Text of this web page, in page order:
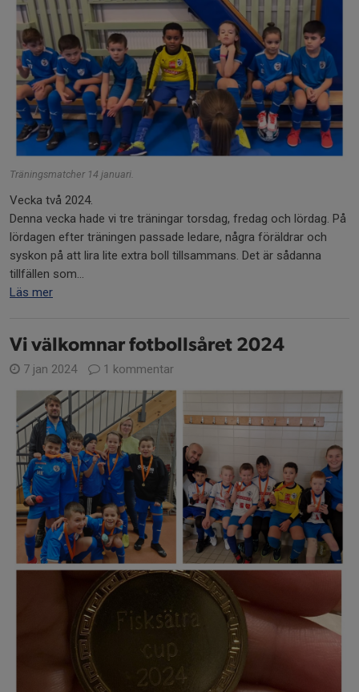
Träningsmatcher 14 januari.
Vecka två 2024.
Denna vecka hade vi tre träningar torsdag, fredag och lördag. På
lördagen efter träningen passade ledare, några föräldrar och
syskon på att lira lite extra boll tillsammans. Det är sådanna
tillfällen som...
Läs mer
Vi välkomnar fotbollsåret 2024
7 jan 2024 1 kommentar